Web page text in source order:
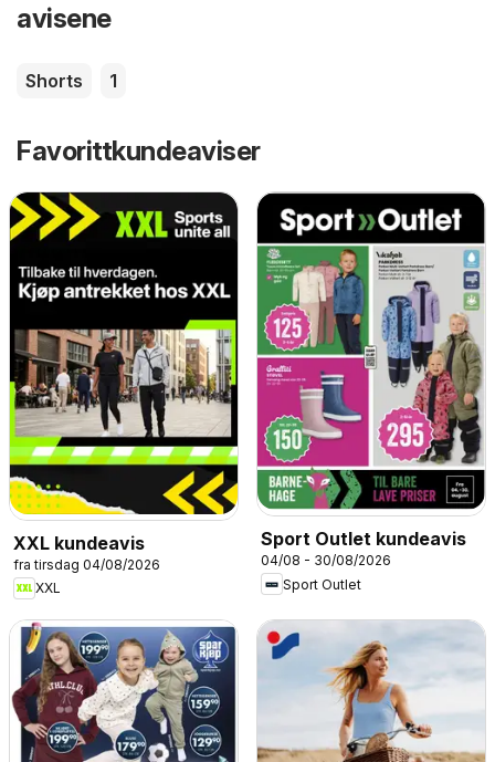
avisene
Shorts 1
Favorittkundeaviser
XXL kundeavis
fra tirsdag 04/08/2026
XXL
Sport Outlet kundeavis
04/08 - 30/08/2026
Sport Outlet